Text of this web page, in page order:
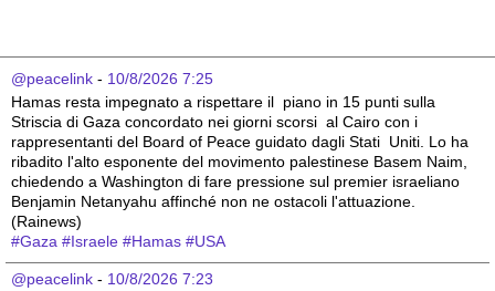
@peacelink - 10/8/2026 7:25
Hamas resta impegnato a rispettare il  piano in 15 punti sulla
Striscia di Gaza concordato nei giorni scorsi  al Cairo con i
rappresentanti del Board of Peace guidato dagli Stati  Uniti. Lo ha
ribadito l'alto esponente del movimento palestinese Basem Naim,
chiedendo a Washington di fare pressione sul premier israeliano
Benjamin Netanyahu affinché non ne ostacoli l'attuazione.
(Rainews)
#Gaza #Israele #Hamas #USA
@peacelink - 10/8/2026 7:23